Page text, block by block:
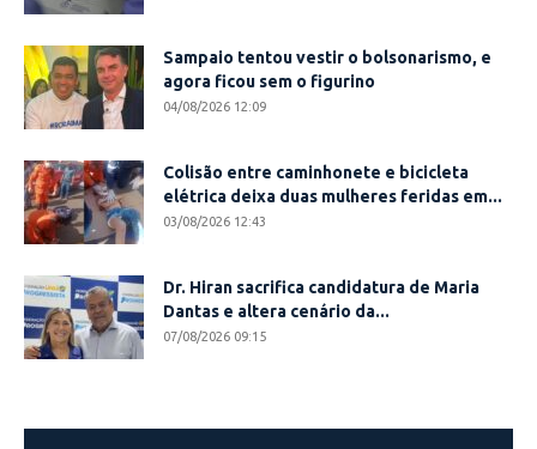
Sampaio tentou vestir o bolsonarismo, e
agora ficou sem o figurino
04/08/2026 12:09
Colisão entre caminhonete e bicicleta
elétrica deixa duas mulheres feridas em...
03/08/2026 12:43
Dr. Hiran sacrifica candidatura de Maria
Dantas e altera cenário da...
07/08/2026 09:15